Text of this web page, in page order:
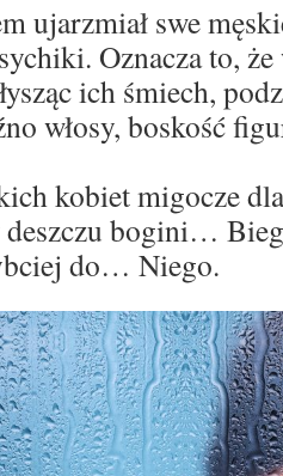
ujarzmiał swe
Oznacza to,
ich śmiech,
włosy, boskość
kobiet migocze
deszczu bogini…
do… Niego.